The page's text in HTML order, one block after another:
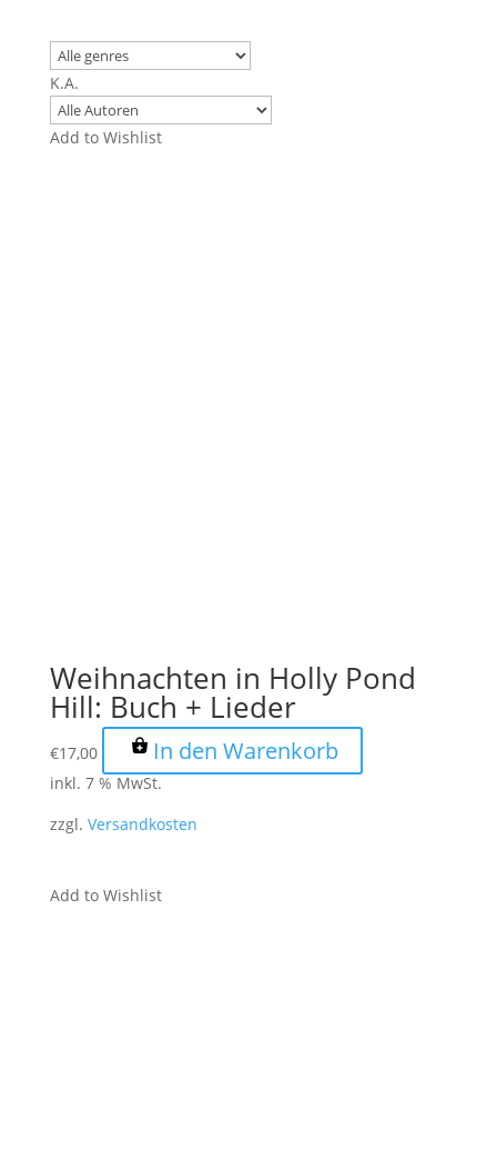
K.A.
Add to Wishlist
Weihnachten in Holly Pond
Hill: Buch + Lieder
€17,00 In den Warenkorb
inkl. 7 % MwSt.
zzgl. Versandkosten
Add to Wishlist